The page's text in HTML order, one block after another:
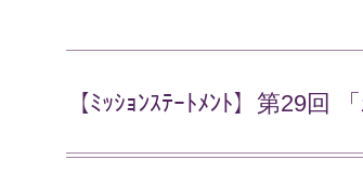
【ﾐｯｼｮﾝｽﾃｰﾄﾒﾝﾄ】第29回